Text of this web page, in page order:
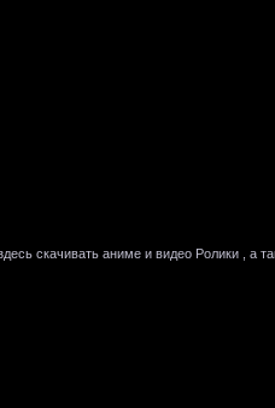
скачивать аниме и видео Ролики , а